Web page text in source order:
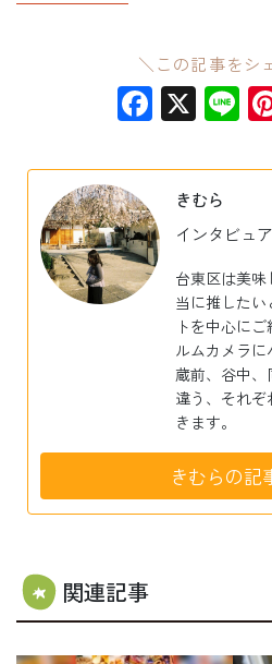
＼この記事をシ
X
きむら
インタビュ
台東区は美
当に推した
トを中心に
ルムカメラに
蔵前、谷中
違う、それ
きます。
きむらの記
関連記事